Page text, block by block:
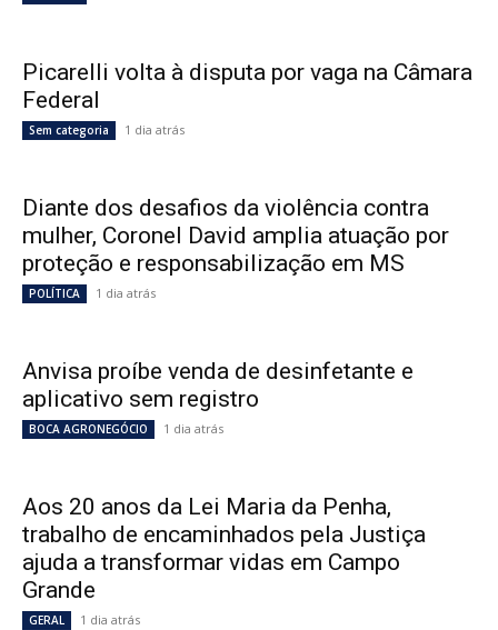
Picarelli volta à disputa por vaga na Câmara
Federal
Sem categoria 1 dia atrás
Diante dos desafios da violência contra
mulher, Coronel David amplia atuação por
proteção e responsabilização em MS
POLÍTICA 1 dia atrás
Anvisa proíbe venda de desinfetante e
aplicativo sem registro
BOCA AGRONEGÓCIO 1 dia atrás
Aos 20 anos da Lei Maria da Penha,
trabalho de encaminhados pela Justiça
ajuda a transformar vidas em Campo
Grande
GERAL 1 dia atrás